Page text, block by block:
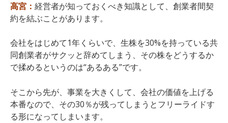
高宮： 経営者が知っておくべき知識として、創業者間契
約を結ぶことがあります。
会社をはじめて1年くらいで、生株を30%を持っている共
同創業者がサクッと辞めてしまう、その株をどうするか
で揉めるというのは“あるある”です。
そこから先が、事業を大きくして、会社の価値を上げる
本番なので、その30％が残ってしまうとフリーライドす
る形になってしまいます。